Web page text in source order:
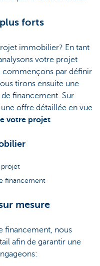
forts
immobilier? En tant
votre projet
commençons par définir
tirons ensuite une
financement. Sur
offre détaillée en vue
votre projet.
projet
financement
mesure
financement, nous
afin de garantir une